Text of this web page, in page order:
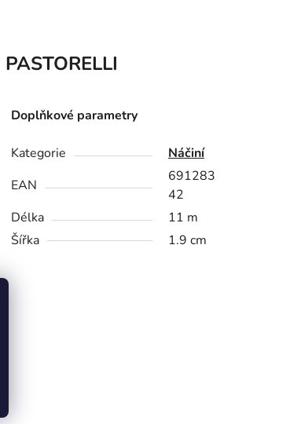
PASTORELLI
Doplňkové parametry
Kategorie
Náčiní
EAN
691283
42
Délka
11 m
Šířka
1.9 cm